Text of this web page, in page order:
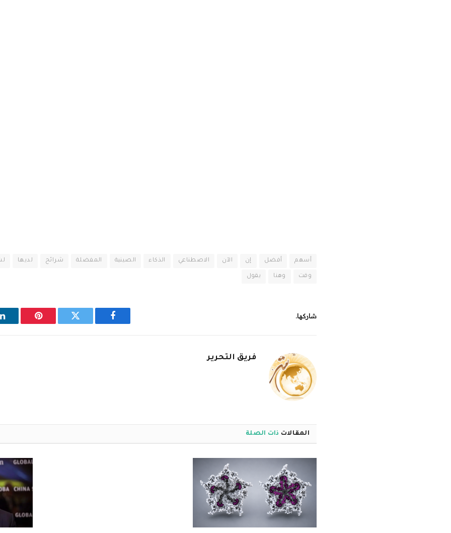
أسهم أفضل إن الآن الاصطناعي الذكاء الصينية المفضلة شرائح لديها
وقت وهنا يقول
شاركها.
فيسبوك تويتر بينتيريست
فريق التحرير
المقالات ذات الصلة